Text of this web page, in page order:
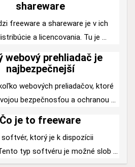
shareware
freeware a shareware je v ich
a licencovania. Tu je ...
webový prehliadač je
najbezpečnejší
webových preliadačov, ktoré
bezpečnosťou a ochranou ...
Čo je to freeware
softvér, ktorý je k dispozícii
typ softvéru je možné slob ...